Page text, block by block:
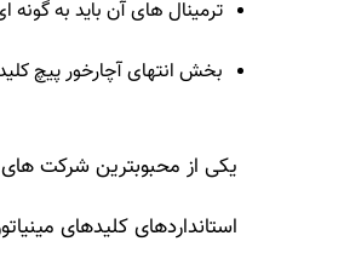
ترمینال های آن باید به گونه
بخش انتهای آچارخور پیچ
یکی از محبوبترین شرکت های
استانداردهای کلیدهای